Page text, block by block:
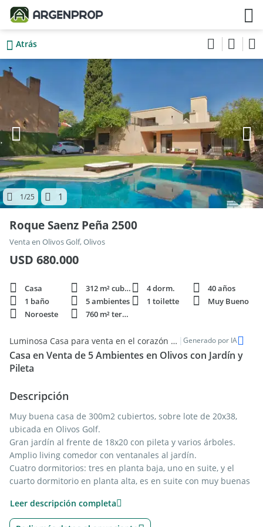
Atrás
1/25 1
Roque Saenz Peña 2500
Venta en Olivos Golf, Olivos
USD 680.000
Casa 312 m² cubie. 4 dorm.
40 años
1 baño
5 ambientes 1 toilette
Muy Bueno
Noroeste
760 m² terren.
Luminosa Casa para venta en el corazón de Olivos Golf | Generado por IA
Casa en Venta de 5 Ambientes en Olivos con Jardín y
Pileta
Descripción
Muy buena casa de 300m2 cubiertos, sobre lote de 20x38,
ubicada en Olivos Golf.
Gran jardín al frente de 18x20 con pileta y varios árboles.
Amplio living comedor con ventanales al jardín.
Cuatro dormitorios: tres en planta baja, uno en suite, y el
cuarto dormitorio en planta alta, es en suite con muy buenas
Impecable cocina comedor con horno y anafe, dependencia
de servicio, garaje para cuatro autos, quincho de 6x3, jardín
Leer descripción completa